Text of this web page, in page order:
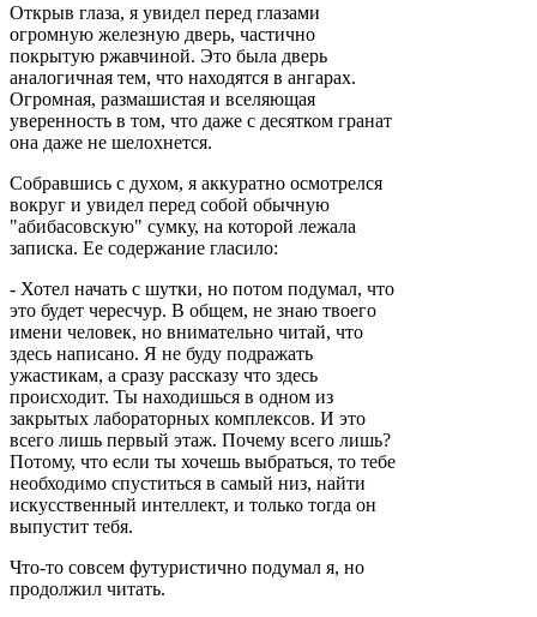
Открыв глаза, я увидел перед глазами
огромную железную дверь, частично
покрытую ржавчиной. Это была дверь
аналогичная тем, что находятся в ангарах.
Огромная, размашистая и вселяющая
уверенность в том, что даже с десятком гранат
она даже не шелохнется.
Собравшись с духом, я аккуратно осмотрелся
вокруг и увидел перед собой обычную
"абибасовскую" сумку, на которой лежала
записка. Ее содержание гласило:
- Хотел начать с шутки, но потом подумал, что
это будет чересчур. В общем, не знаю твоего
имени человек, но внимательно читай, что
здесь написано. Я не буду подражать
ужастикам, а сразу рассказу что здесь
происходит. Ты находишься в одном из
закрытых лабораторных комплексов. И это
всего лишь первый этаж. Почему всего лишь?
Потому, что если ты хочешь выбраться, то тебе
необходимо спуститься в самый низ, найти
искусственный интеллект, и только тогда он
выпустит тебя.
Что-то совсем футуристично подумал я, но
продолжил читать.